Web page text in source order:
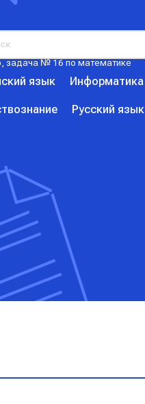
задача № 16 по математике
язык Информатика
Русский язык